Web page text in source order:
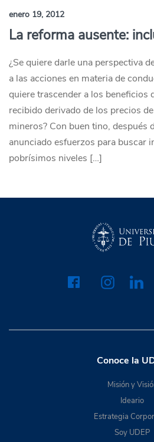
enero 19, 2012
La reforma ausente:
¿Se quiere darle una perspectiva
a las acciones en materia de
quiere trascender a los beneficios
recibido derivado de los precios
mineros? Con buen tino, después
anunciado esfuerzos para buscar
pobrísimos niveles […]
Conoce la
Misión y
Ideario
Estrategia
Soy UDEP